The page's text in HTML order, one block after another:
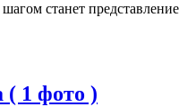
станет
( 1 фото )